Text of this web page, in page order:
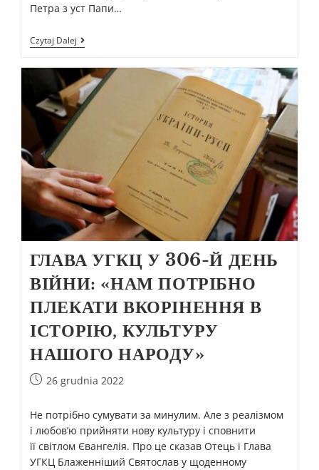
Петра з уст Папи…
Czytaj Dalej
ГЛАВА УГКЦ У 306-Й ДЕНЬ
ВІЙНИ: «НАМ ПОТРІБНО
ПЛЕКАТИ ВКОРІНЕННЯ В
ІСТОРІЮ, КУЛЬТУРУ
НАШОГО НАРОДУ»
26 grudnia 2022
Не потрібно сумувати за минулим. Але з реалізмом
і любов’ю прийняти нову культуру і сповнити
її світлом Євангелія. Про це сказав Отець і Глава
УГКЦ Блаженніший Святослав у щоденному